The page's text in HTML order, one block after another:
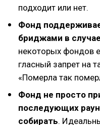
подходит или нет.
Фонд
бриджами в
некоторых фондов
гласный запрет на
«Померла так
Фонд не просто
последующих
собирать.